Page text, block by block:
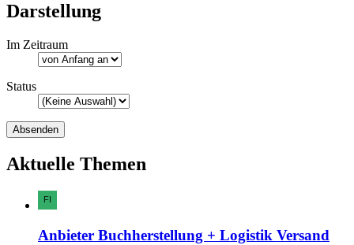
Darstellung
Im Zeitraum
Status
Aktuelle Themen
Anbieter Buchherstellung + Logistik Versand